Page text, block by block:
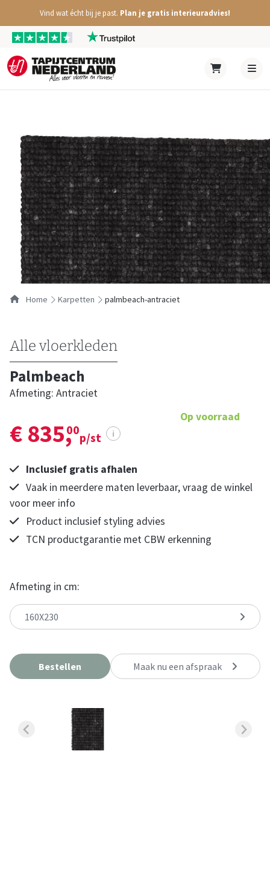
Vind wat écht bij je past. Plan je gratis interieuradvies!
Home karpetten palmbeach-antraciet
Alle vloerkleden
Palmbeach
Afmeting: Antraciet
€ 835,
00
p/st i
Op voorraad
Inclusief gratis afhalen
Vaak in meerdere maten leverbaar, vraag de winkel
voor meer info
Product inclusief styling advies
TCN productgarantie met CBW erkenning
Afmeting in cm:
160X230
Bestellen Maak nu een afspraak